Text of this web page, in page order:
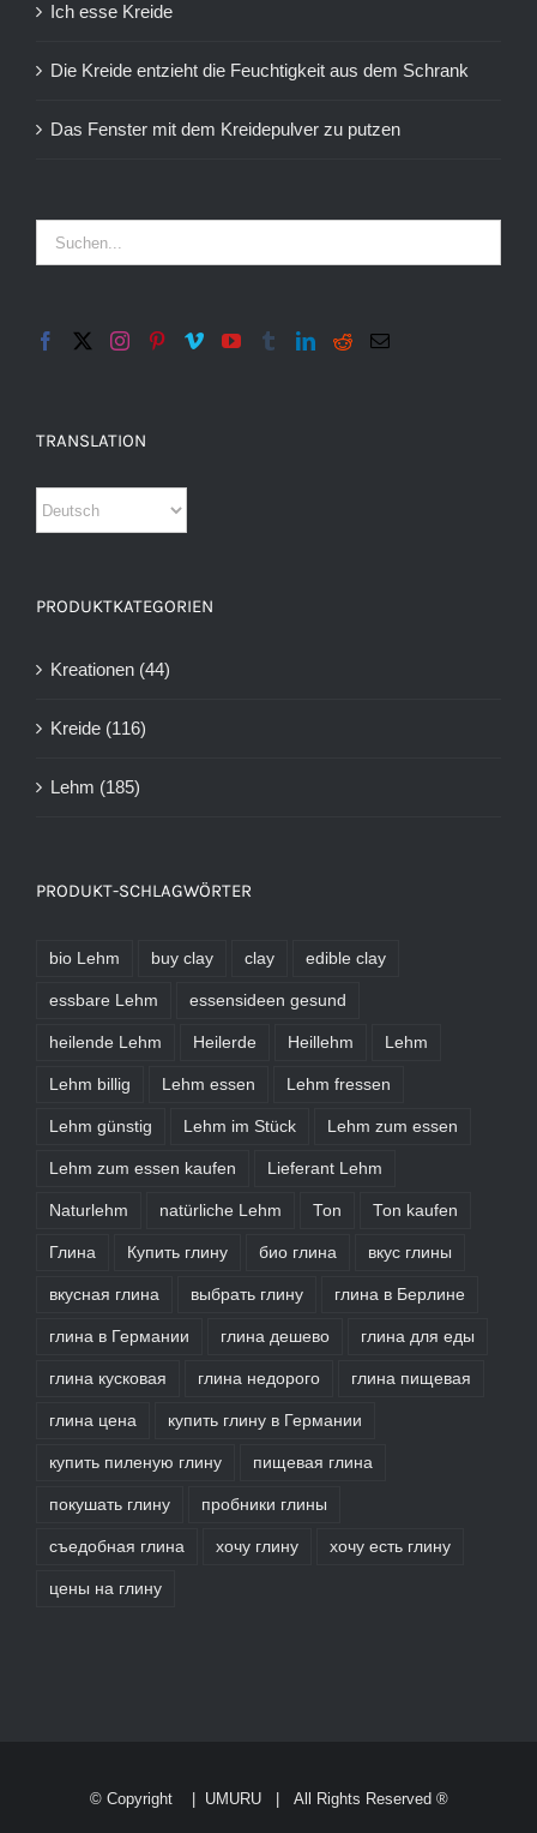
Ich esse Kreide
Die Kreide entzieht die Feuchtigkeit aus dem Schrank
Das Fenster mit dem Kreidepulver zu putzen
TRANSLATION
PRODUKTKATEGORIEN
Kreationen (44)
Kreide (116)
Lehm (185)
PRODUKT-SCHLAGWÖRTER
bio Lehm buy clay clay edible clay
essbare Lehm essensideen gesund
heilende Lehm Heilerde Heillehm Lehm
Lehm billig Lehm essen Lehm fressen
Lehm günstig Lehm im Stück Lehm zum essen
Lehm zum essen kaufen Lieferant Lehm
Naturlehm natürliche Lehm Ton Ton kaufen
Глина Купить глину био глина вкус глины
вкусная глина выбрать глину глина в Берлине
глина в Германии глина дешево глина для еды
глина кусковая глина недорого глина пищевая
глина цена купить глину в Германии
купить пиленую глину пищевая глина
покушать глину пробники глины
съедобная глина хочу глину хочу есть глину
цены на глину
© Copyright UMURU| All Rights Reserved ®